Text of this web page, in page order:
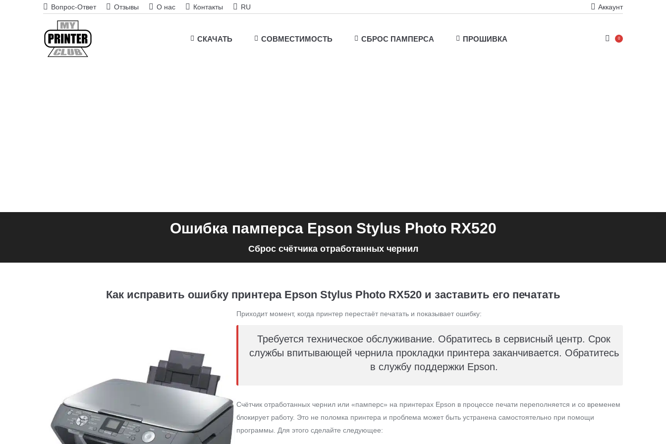
Вопрос-Ответ Отзывы О нас Контакты RU Аккаунт
СКАЧАТЬ СОВМЕСТИМОСТЬ СБРОС ПАМПЕРСА ПРОШИВКА 0
Ошибка памперса Epson Stylus Photo RX520
Сброс счётчика отработанных чернил
Как исправить ошибку принтера Epson Stylus Photo RX520 и заставить его печатать
Приходит момент, когда принтер перестаёт печатать и показывает ошибку:
Требуется техническое обслуживание. Обратитесь в сервисный центр. Срок
службы впитывающей чернила прокладки принтера заканчивается. Обратитесь
в службу поддержки Epson.
Счётчик отработанных чернил или «памперс» на принтерах Epson в процессе печати переполняется и со временем
блокирует работу. Это не поломка принтера и проблема может быть устранена самостоятельно при помощи
программы. Для этого сделайте следующее: